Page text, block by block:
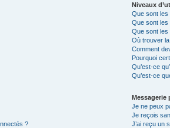
?
Niveaux
Que sont les
Que sont les
Que sont les
Où trouver
Comment
Pourquoi
Qu’est-ce
Qu’est-ce
Messagerie
Je ne peux
Je reçois
J’ai reçu un